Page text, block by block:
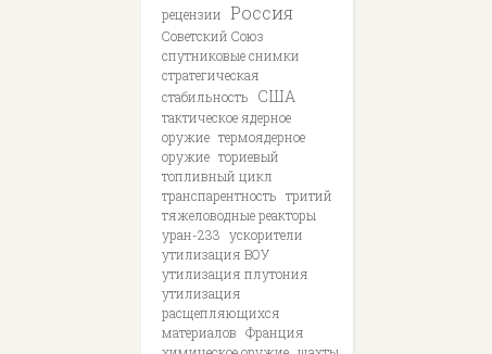
рецензии Россия
Советский Союз
спутниковые снимки
стратегическая
стабильность
США
тактическое ядерное
оружие термоядерное
оружие ториевый
топливный цикл
транспарентность тритий
тяжеловодные реакторы
уран-233 ускорители
утилизация ВОУ
утилизация плутония
утилизация
расщепляющихся
материалов Франция